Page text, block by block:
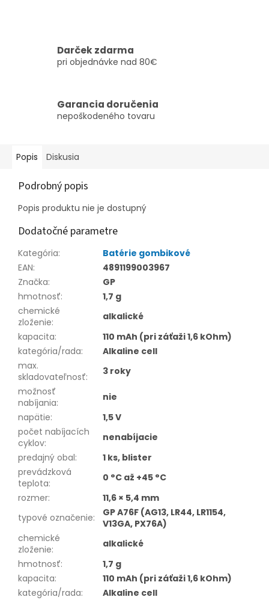
Darček zdarma
pri objednávke nad 80€
Garancia doručenia
nepoškodeného tovaru
Popis Diskusia
Podrobný popis
Popis produktu nie je dostupný
Dodatočné parametre
Kategória:
Batérie gombikové
EAN:
4891199003967
Značka:
GP
hmotnosť:
1,7 g
chemické
zloženie:
alkalické
kapacita:
110 mAh (pri záťaži 1,6 kOhm)
kategória/rada:
Alkaline cell
max.
skladovateľnosť:
3 roky
možnosť
nabíjania:
nie
napätie:
1,5 V
počet nabíjacích
cyklov:
nenabíjacie
predajný obal:
1 ks, blister
prevádzková
teplota:
0 °C až +45 °C
rozmer:
11,6 × 5,4 mm
typové označenie:
GP A76F (AG13, LR44, LR1154,
V13GA, PX76A)
chemické
zloženie:
alkalické
hmotnosť:
1,7 g
kapacita:
110 mAh (pri záťaži 1,6 kOhm)
kategória/rada:
Alkaline cell